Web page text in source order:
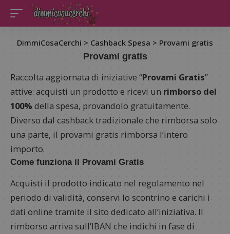
DimmiCosaCerchi > Cashback Spesa > Provami gratis
Provami gratis
Raccolta aggiornata di iniziative “Provami Gratis”
attive: acquisti un prodotto e ricevi un rimborso del
100% della spesa, provandolo gratuitamente.
Diverso dal cashback tradizionale che rimborsa solo
una parte, il provami gratis rimborsa l’intero
importo.
Come funziona il Provami Gratis
Acquisti il prodotto indicato nel regolamento nel
periodo di validità, conservi lo scontrino e carichi i
dati online tramite il sito dedicato all’iniziativa. Il
rimborso arriva sull’IBAN che indichi in fase di